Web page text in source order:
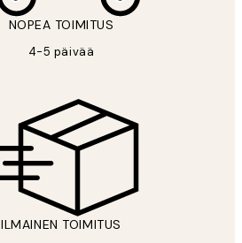
NOPEA TOIMITUS
4-5 päivää
ILMAINEN TOIMITUS